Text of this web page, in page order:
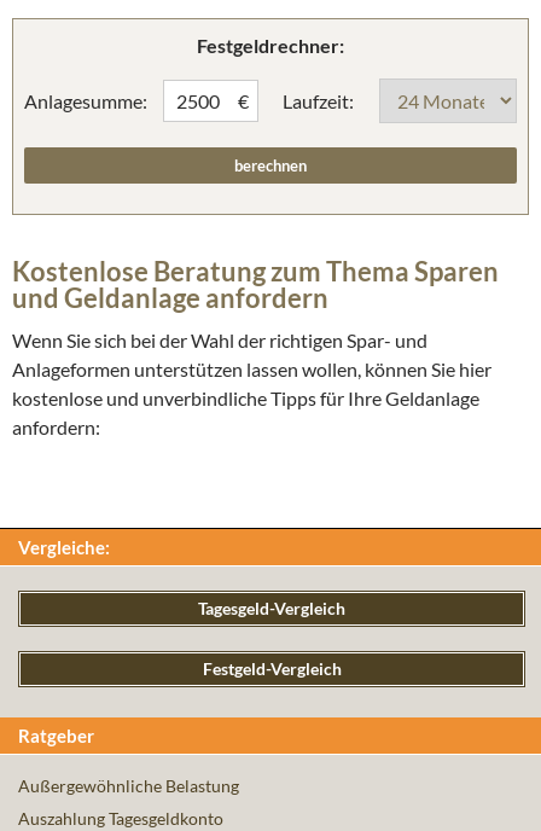
Festgeldrechner:
Anlagesumme: € Laufzeit:
Kostenlose Beratung zum Thema Sparen
und Geldanlage anfordern
Wenn Sie sich bei der Wahl der richtigen Spar- und
Anlageformen unterstützen lassen wollen, können Sie hier
kostenlose und unverbindliche Tipps für Ihre Geldanlage
anfordern:
Vergleiche:
Tagesgeld-Vergleich
Festgeld-Vergleich
Ratgeber
Außergewöhnliche Belastung
Auszahlung Tagesgeldkonto